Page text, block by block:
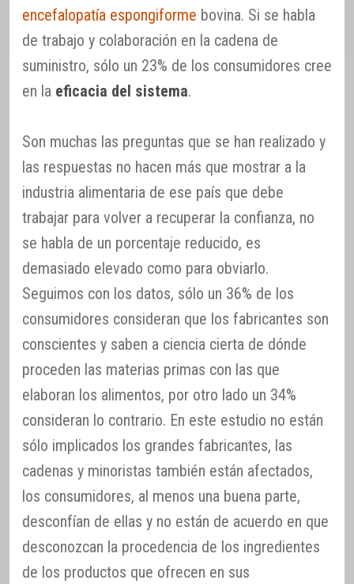
encefalopatía espongiforme bovina. Si se habla
de trabajo y colaboración en la cadena de
suministro, sólo un 23% de los consumidores cree
en la eficacia del sistema.
Son muchas las preguntas que se han realizado y
las respuestas no hacen más que mostrar a la
industria alimentaria de ese país que debe
trabajar para volver a recuperar la confianza, no
se habla de un porcentaje reducido, es
demasiado elevado como para obviarlo.
Seguimos con los datos, sólo un 36% de los
consumidores consideran que los fabricantes son
conscientes y saben a ciencia cierta de dónde
proceden las materias primas con las que
elaboran los alimentos, por otro lado un 34%
consideran lo contrario. En este estudio no están
sólo implicados los grandes fabricantes, las
cadenas y minoristas también están afectados,
los consumidores, al menos una buena parte,
desconfían de ellas y no están de acuerdo en que
desconozcan la procedencia de los ingredientes
de los productos que ofrecen en sus